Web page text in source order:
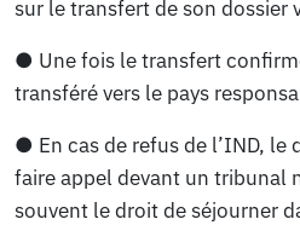
sur le transfert de son dossier
● Une fois le transfert
transféré vers le pays
● En cas de refus de l’IND, le
faire appel devant un tribunal
souvent le droit de séjourner